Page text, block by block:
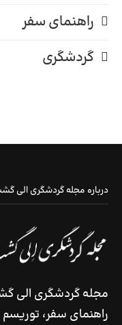
راهنمای سفر
گردشگری
درباره مجله گردشگری الی
مجله گردشگری الی
راهنمای سفر، توریسم